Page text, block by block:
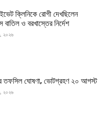
ক্লিনিকে রোগী দেখছিলেন
বাতিল ও বরখাস্তের নির্দেশ
২০২৬
তফসিল ঘোষণা, ভোটগ্রহণ ২০ আগস্ট
২০২৬